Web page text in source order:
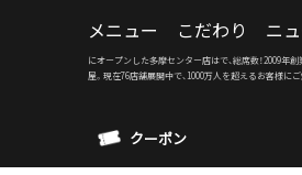
メニュー こだわり ニ
にオープンした多摩センター店はで、総席数！2009年
屋。現在76店舗展開中で、1000万人を超えるお客様に
クーポン